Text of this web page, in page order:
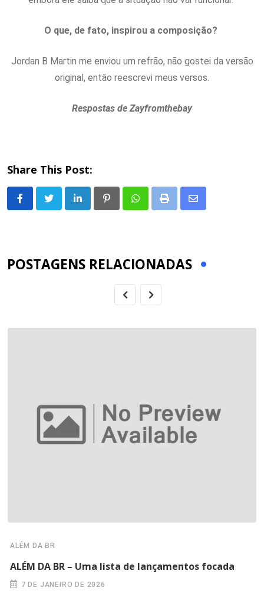
O que, de fato, inspirou a composição?
Jordan B Martin me enviou um refrão, não gostei da versão
original, então reescrevi meus versos.
Respostas de Zayfromthebay
Share This Post:
LinkedIn PinterestWhatsappPrint
Share
POSTAGENS RELACIONADAS
ALÉM DA BR
ALÉM DA BR – Uma lista de lançamentos focada
7 DE JANEIRO DE 2026